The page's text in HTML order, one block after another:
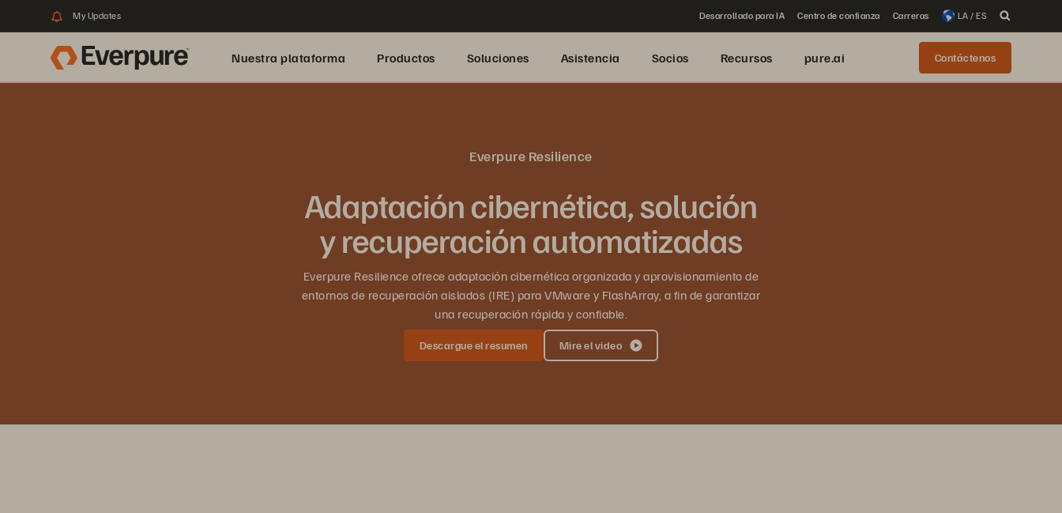
My Updates Desarrollado para IA Centro de confianza Carreras LA / ES
Nuestra plataforma Productos Soluciones Asistencia Socios Recursos pure.ai Contáctenos
Everpure Resilience
Adaptación cibernética, solución
y recuperación automatizadas
Everpure Resilience ofrece adaptación cibernética organizada y aprovisionamiento de
entornos de recuperación aislados (IRE) para VMware y FlashArray, a fin de garantizar
una recuperación rápida y confiable.
Descargue el resumen Mire el video